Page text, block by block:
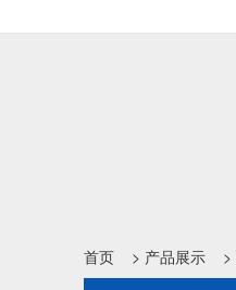
首页 > 产品展示 >